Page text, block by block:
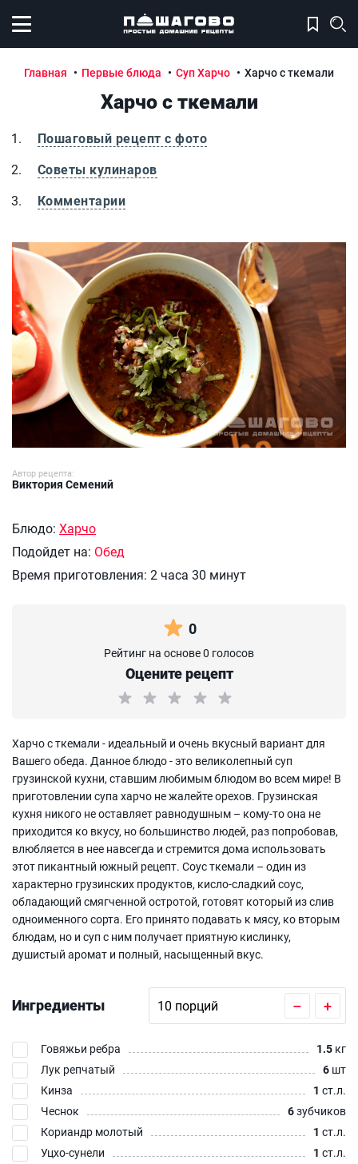
Открыть меню
Главная Первые блюда Суп Харчо Харчо с ткемали
Харчо с ткемали
Пошаговый рецепт с фото
Советы кулинаров
Комментарии
Харчо с ткемали
Автор рецепта:
Виктория Семений
Блюдо: Харчо
Подойдет на: Обед
Время приготовления: 2 часа 30 минут
0
Рейтинг на основе 0 голосов
Оцените рецепт
Харчо с ткемали - идеальный и очень вкусный вариант для
Вашего обеда. Данное блюдо - это великолепный суп
грузинской кухни, ставшим любимым блюдом во всем мире! В
приготовлении супа харчо не жалейте орехов. Грузинская
кухня никого не оставляет равнодушным – кому-то она не
приходится ко вкусу, но большинство людей, раз попробовав,
влюбляется в нее навсегда и стремится дома использовать
этот пикантный южный рецепт. Соус ткемали – один из
характерно грузинских продуктов, кисло-сладкий соус,
обладающий смягченной остротой, готовят который из слив
одноименного сорта. Его принято подавать к мясу, ко вторым
блюдам, но и суп с ним получает приятную кислинку,
душистый аромат и полный, насыщенный вкус.
Ингредиенты – +
Говяжьи ребра 1.5 кг
Лук репчатый
6 шт
Кинза
1 ст.л.
Чеснок
6зубчиков
Кориандр молотый
1 ст.л.
Уцхо-сунели
1 ст.л.